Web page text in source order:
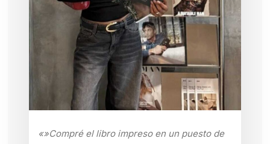
«»Compré el libro impreso en un puesto de